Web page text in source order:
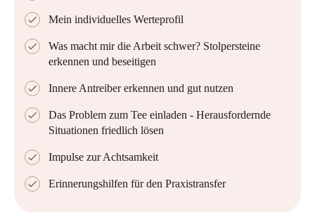
Mein individuelles Werteprofil
Was macht mir die Arbeit schwer? Stolpersteine
erkennen und beseitigen
Innere Antreiber erkennen und gut nutzen
Das Problem zum Tee einladen - Herausfordernde
Situationen friedlich lösen
Impulse zur Achtsamkeit
Erinnerungshilfen für den Praxistransfer